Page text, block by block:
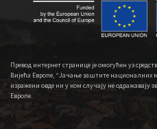
Превод интернет странице је омогућен уз
Вијећа Европе, “Јачање заштите националних
изражени овде ни у ком случају не
Европе.